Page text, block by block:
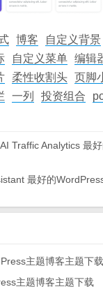
博客 自定义背景
自定义菜单 编辑
柔性收割头 页脚
一列 投资组合
Traffic Analytics 最
最好的
主题博客主题下载
主题博客主题下载